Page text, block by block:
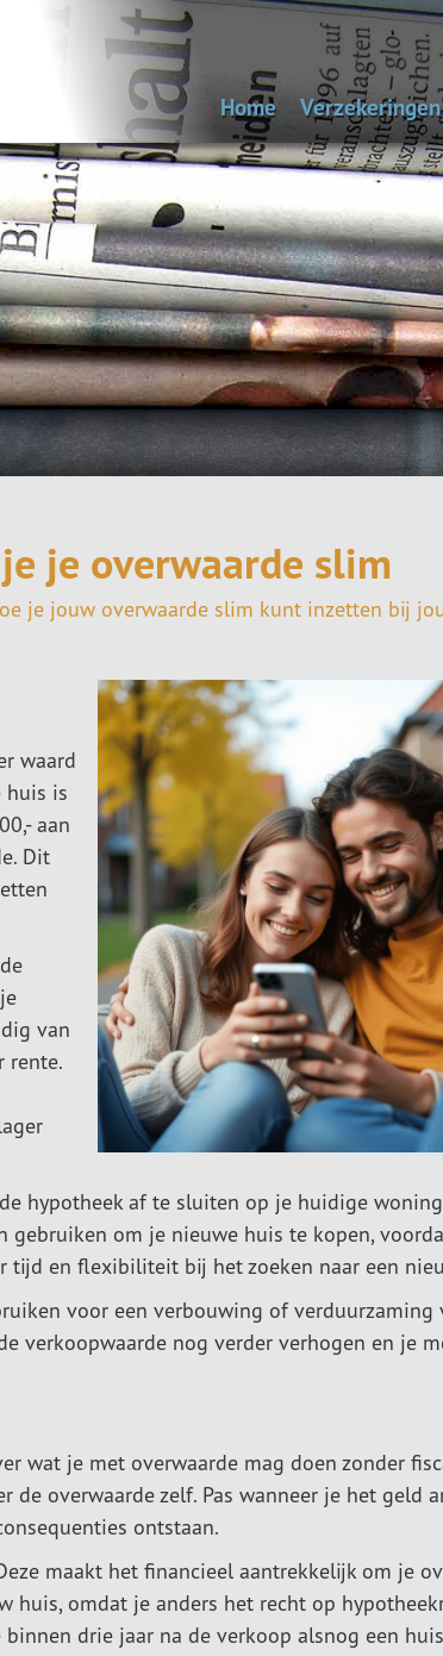
Home Verzekeringen
je overwaarde slim
je jouw overwaarde slim kunt inzetten bij
waard
huis is
aan
Dit
van
rente.
hypotheek af te sluiten op je huidige
gebruiken om je nieuwe huis te kopen,
tijd en flexibiliteit bij het zoeken naar een
voor een verbouwing of verduurzaming
verkoopwaarde nog verder verhogen en je
wat je met overwaarde mag doen zonder
overwaarde zelf. Pas wanneer je het geld
ontstaan.
maakt het financieel aantrekkelijk om je
huis, omdat je anders het recht op
drie jaar na de verkoop alsnog een